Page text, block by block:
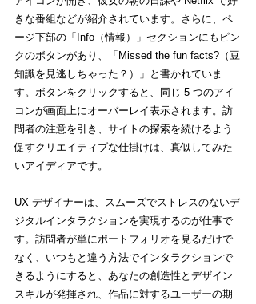
きな番組などが紹介されています。さらに、ペ
ージ下部の「Info（情報）」セクションにもピン
クのボタンがあり、「Missed the fun facts?（豆
知識を見逃しちゃった？）」と書かれていま
す。ボタンをクリックすると、同じ 5 つのアイ
コンが画面上にオーバーレイ表示されます。訪
問者の注意を引き、サイトの探索を続けるよう
促すクリエイティブな仕掛けは、真似してみた
いアイディアです。
UX デザイナーは、スムーズでストレスのないデ
ジタルインタラクションを実現するのが仕事で
す。訪問者が単にポートフォリオを見るだけで
なく、いつもと違う方法でインタラクションで
きるようにすると、あなたの創造性とデザイン
スキルが発揮され、作品に対するユーザーの期